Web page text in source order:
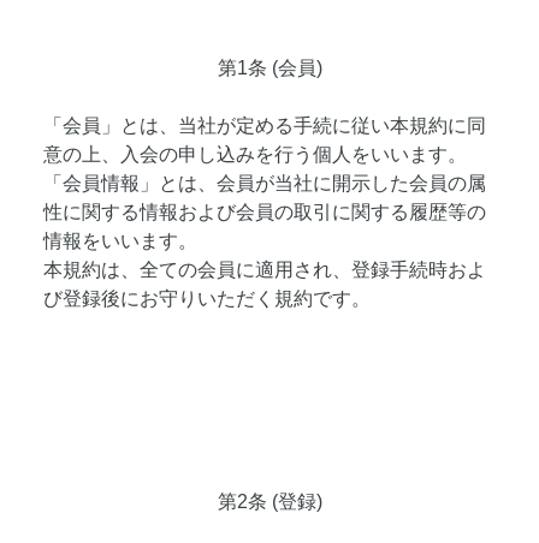
第1条 (会員)
「会員」とは、当社が定める手続に従い本規約に同
意の上、入会の申し込みを行う個人をいいます。
「会員情報」とは、会員が当社に開示した会員の属
性に関する情報および会員の取引に関する履歴等の
情報をいいます。
本規約は、全ての会員に適用され、登録手続時およ
び登録後にお守りいただく規約です。
第2条 (登録)